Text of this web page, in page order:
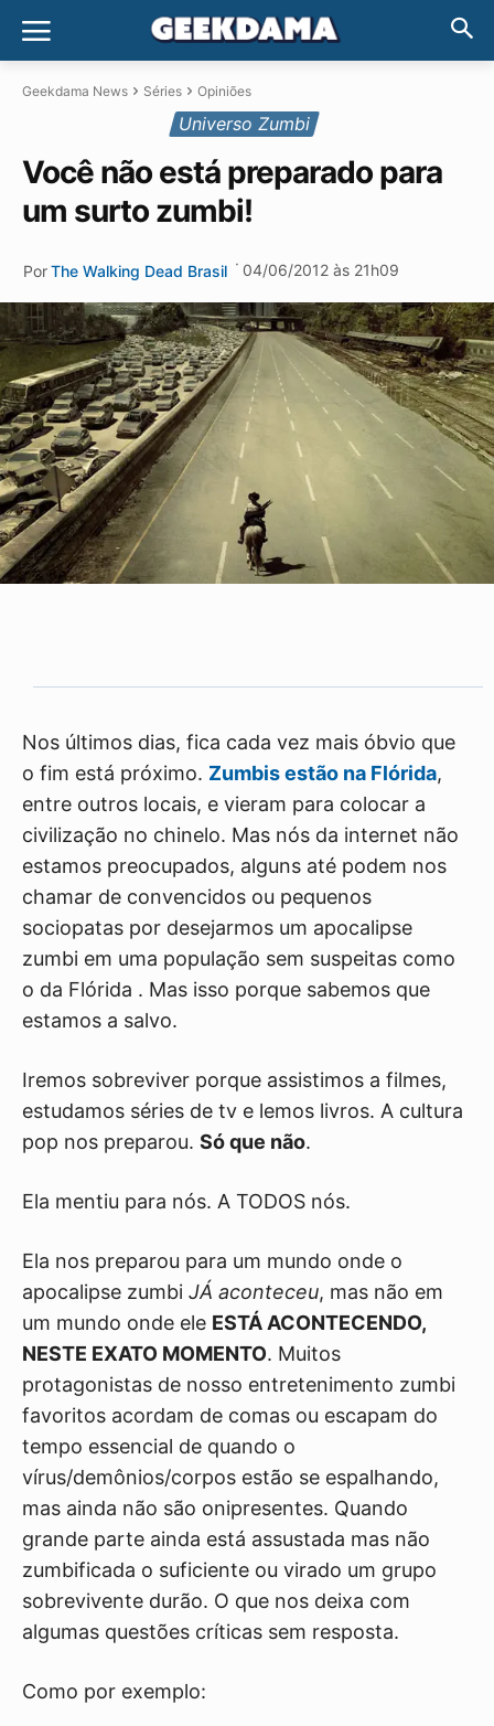
Geekdama News Séries Opiniões
Universo Zumbi
Você não está preparado para
um surto zumbi!
PorThe Walking Dead Brasil · 04/06/2012 às 21h09
Nos últimos dias, fica cada vez mais óbvio que
o fim está próximo. Zumbis estão na Flórida,
entre outros locais, e vieram para colocar a
civilização no chinelo. Mas nós da internet não
estamos preocupados, alguns até podem nos
chamar de convencidos ou pequenos
sociopatas por desejarmos um apocalipse
zumbi em uma população sem suspeitas como
o da Flórida . Mas isso porque sabemos que
estamos a salvo.
Iremos sobreviver porque assistimos a filmes,
estudamos séries de tv e lemos livros. A cultura
pop nos preparou. Só que não.
Ela mentiu para nós. A TODOS nós.
Ela nos preparou para um mundo onde o
apocalipse zumbi JÁ aconteceu, mas não em
um mundo onde ele ESTÁ ACONTECENDO,
NESTE EXATO MOMENTO. Muitos
protagonistas de nosso entretenimento zumbi
favoritos acordam de comas ou escapam do
tempo essencial de quando o
vírus/demônios/corpos estão se espalhando,
mas ainda não são onipresentes. Quando
grande parte ainda está assustada mas não
zumbificada o suficiente ou virado um grupo
sobrevivente durão. O que nos deixa com
algumas questões críticas sem resposta.
Como por exemplo: